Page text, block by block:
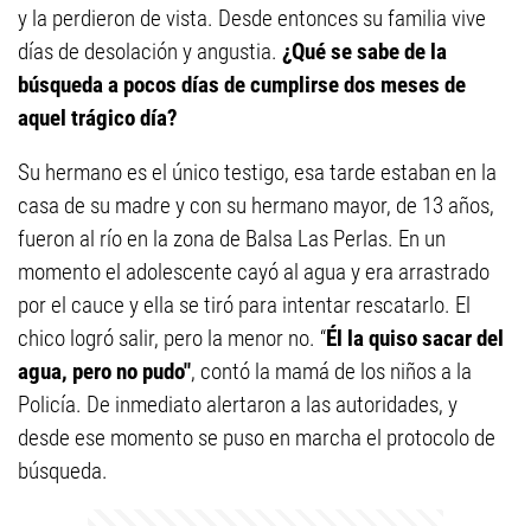
y la perdieron de vista. Desde entonces su familia vive
días de desolación y angustia. ¿Qué se sabe de la
búsqueda a pocos días de cumplirse dos meses de
aquel trágico día?
Su hermano es el único testigo, esa tarde estaban en la
casa de su madre y con su hermano mayor, de 13 años,
fueron al río en la zona de Balsa Las Perlas. En un
momento el adolescente cayó al agua y era arrastrado
por el cauce y ella se tiró para intentar rescatarlo. El
chico logró salir, pero la menor no. “Él la quiso sacar del
agua, pero no pudo", contó la mamá de los niños a la
Policía. De inmediato alertaron a las autoridades, y
desde ese momento se puso en marcha el protocolo de
búsqueda.